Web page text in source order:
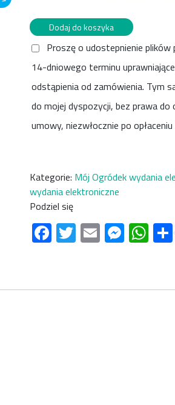
ilość
Mój
Ogródek
3/2024
e-
Dodaj do koszyka
Proszę o udostepnienie plików
14-dniowego terminu
odstąpienia od zamówienia. Tym
do mojej dyspozycji, bez prawa do
umowy, niezwłocznie po
Kategorie: Mój Ogródek wydania
wydania elektroniczne
Podziel się
Facebook
Twitter
Email